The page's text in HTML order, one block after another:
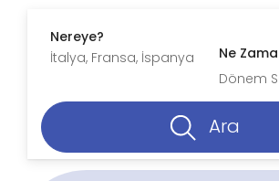
Nereye?
Ne
Dönem
Ara